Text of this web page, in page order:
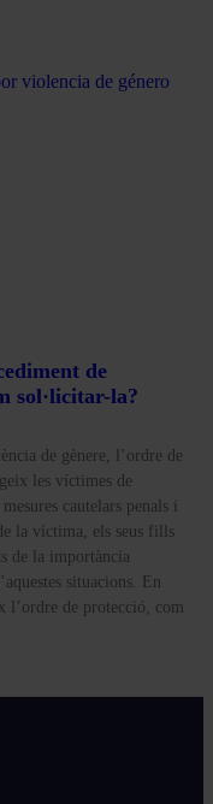
de
sol·licitar-la?
de gènere, l’ordre de
les víctimes de
cautelars penals i
la víctima, els seus fills
de la importància
situacions. En
l’ordre de protecció, com